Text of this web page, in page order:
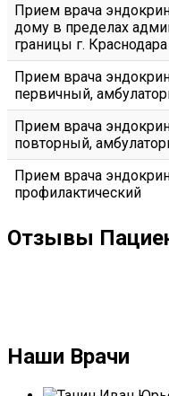
Прием врача
дому в пределах
границы г. Краснодара
Прием врача
первичный,
Прием врача
повторный,
Прием врача
профилактический
Отзывы
Наши Врачи